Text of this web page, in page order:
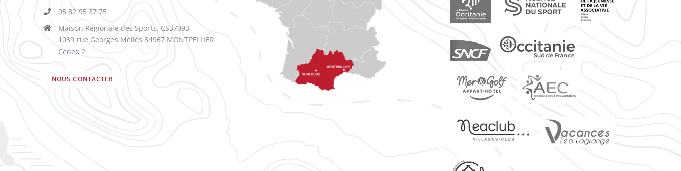
05 82 95 37 75
Maison Régionale des Sports, CS37093
1039 rue Georges Méliès 34967 MONTPELLIER
Cedex 2
NOUS CONTACTER